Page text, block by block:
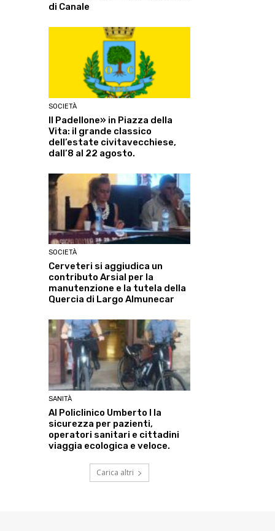
di Canale
SOCIETÀ
Il Padellone» in Piazza della
Vita: il grande classico
dell’estate civitavecchiese,
dall’8 al 22 agosto.
SOCIETÀ
Cerveteri si aggiudica un
contributo Arsial per la
manutenzione e la tutela della
Quercia di Largo Almunecar
SANITÀ
Al Policlinico Umberto I la
sicurezza per pazienti,
operatori sanitari e cittadini
viaggia ecologica e veloce.
Carica altri